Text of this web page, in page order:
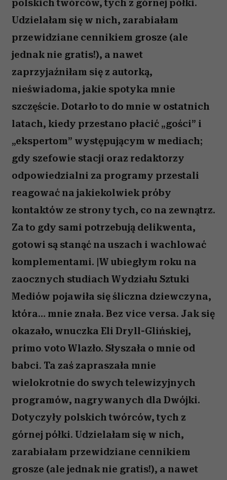
polskich twórców, tych z górnej półki.
Udzielałam się w nich, zarabiałam
przewidziane cennikiem grosze (ale
jednak nie gratis!), a nawet
zaprzyjaźniłam się z autorką,
nieświadoma, jakie spotyka mnie
szczęście. Dotarło to do mnie w ostatnich
latach, kiedy przestano płacić „gości” i
„ekspertom” występującym w mediach;
gdy szefowie stacji oraz redaktorzy
odpowiedzialni za programy przestali
reagować na jakiekolwiek próby
kontaktów ze strony tych, co na zewnątrz.
Za to gdy sami potrzebują delikwenta,
gotowi są stanąć na uszach i wachlować
komplementami. |W ubiegłym roku na
zaocznych studiach Wydziału Sztuki
Mediów pojawiła się śliczna dziewczyna,
która… mnie znała. Bez vice versa. Jak się
okazało, wnuczka Eli Dryll-Glińskiej,
primo voto Wlazło. Słyszała o mnie od
babci. Ta zaś zapraszała mnie
wielokrotnie do swych telewizyjnych
programów, nagrywanych dla Dwójki.
Dotyczyły polskich twórców, tych z
górnej półki. Udzielałam się w nich,
zarabiałam przewidziane cennikiem
grosze (ale jednak nie gratis!), a nawet